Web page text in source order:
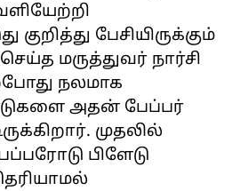
குறித்து பேசியிருக்கும்
மருத்துவர் நார்சி
நலமாக
அதன் பேப்பர்
முதலில்
பிளேடு